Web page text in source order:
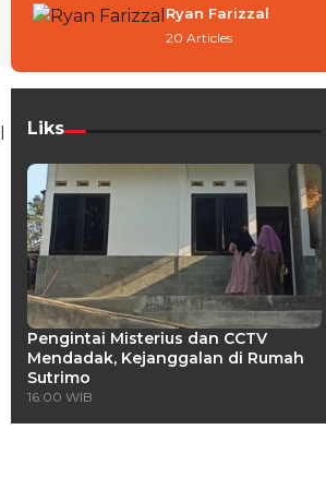
Ryan Farizzal
20 Articles
Liks
Pengintai Misterius dan CCTV
Mendadak, Kejanggalan di Rumah
Sutrimo
16:00 WIB